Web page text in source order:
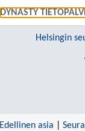
DYNASTY
Helsingin
Edellinen asia